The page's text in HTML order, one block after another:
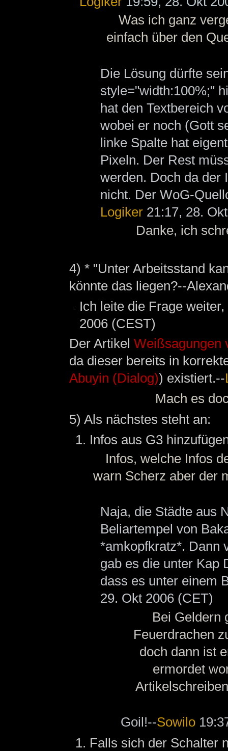
Was ich ganz
einfach über den
Die Lösung dürfte
style="width:100%;"
hat den Textbereich
wobei er noch (Gott
linke Spalte hat
Pixeln. Der Rest
werden. Doch da der
nicht. Der WoG-
Logiker21:17, 28.
Danke, ich
4) * "Unter Arbeitsstand
könnte das liegen?--
Ich leite die Frage
2006 (CEST)
Der Artikel Weißsagungen
da dieser bereits in
Abuyin (Dialog)) existiert.--
Mach es
5) Als nächstes steht an:
Infos aus G3
Infos, welche Infos
warn Scherz aber der
Naja, die Städte aus
Beliartempel von
*amkopfkratz*. Dann
gab es die unter Kap
dass es unter einem
29. Okt 2006 (CET)
Bei Geldern
Feuerdrachen
doch dann ist
ermordet
Goil!--Sowilo
Falls sich der Schalter